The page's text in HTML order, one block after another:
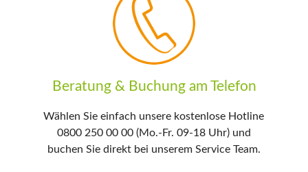
Beratung & Buchung am Telefon
Wählen Sie einfach unsere kostenlose Hotline
0800 250 00 00 (Mo.-Fr. 09-18 Uhr) und
buchen Sie direkt bei unserem Service Team.